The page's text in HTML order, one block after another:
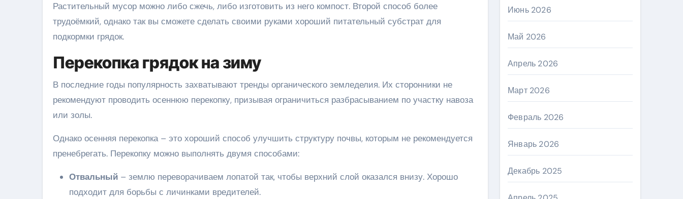
Растительный мусор можно либо сжечь, либо изготовить из него компост. Второй способ более
трудоёмкий, однако так вы сможете сделать своими руками хороший питательный субстрат для
подкормки грядок.
Перекопка грядок на зиму
В последние годы популярность захватывают тренды органического земледелия. Их сторонники не
рекомендуют проводить осеннюю перекопку, призывая ограничиться разбрасыванием по участку навоза
или золы.
Однако осенняя перекопка – это хороший способ улучшить структуру почвы, которым не рекомендуется
пренебрегать. Перекопку можно выполнять двумя способами:
Отвальный – землю переворачиваем лопатой так, чтобы верхний слой оказался внизу. Хорошо
подходит для борьбы с личинками вредителей.
Июнь 2026
Май 2026
Апрель 2026
Март 2026
Февраль 2026
Январь 2026
Декабрь 2025